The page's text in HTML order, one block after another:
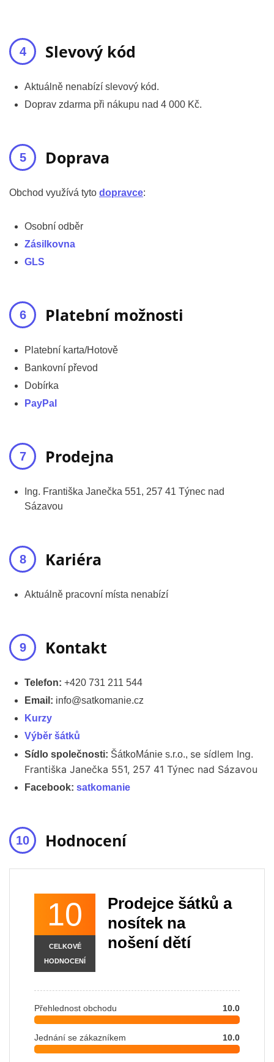
Slevový kód
Aktuálně nenabízí slevový kód.
Doprav zdarma při nákupu nad 4 000 Kč.
Doprava
Obchod využívá tyto dopravce:
Osobní odběr
Zásilkovna
GLS
Platební možnosti
Platební karta/Hotově
Bankovní převod
Dobírka
PayPal
Prodejna
Ing. Františka Janečka 551, 257 41 Týnec nad
Sázavou
Kariéra
Aktuálně pracovní místa nenabízí
Kontakt
Telefon: +420 731 211 544
Email: info@satkomanie.cz
Kurzy
Výběr šátků
Sídlo společnosti: ŠátkoMánie s.r.o., se sídlem Ing.
Františka Janečka 551, 257 41 Týnec nad Sázavou
Facebook: satkomanie
Hodnocení
10
CELKOVÉ
HODNOCENÍ
Prodejce šátků a
nosítek na
nošení dětí
Přehlednost obchodu 10.0
Jednání se zákazníkem 10.0